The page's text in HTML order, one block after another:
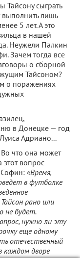
Тайсону сыграть
лишь
5 лет. А это
в нашей
Неужели Палкин
Зачем тогда все
о сборной
Тайсоном?
о поражениях
в Донецке — год
Адриано...
что она может
этот вопрос
Софин: «Время,
в футболке
рано или
не будет.
нужно ли эту
еще одному
отечественный
дворе